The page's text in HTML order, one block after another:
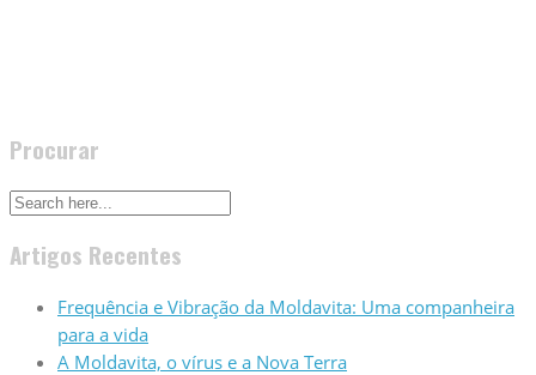
Procurar
Artigos Recentes
Frequência e Vibração da Moldavita: Uma companheira
para a vida
A Moldavita, o vírus e a Nova Terra